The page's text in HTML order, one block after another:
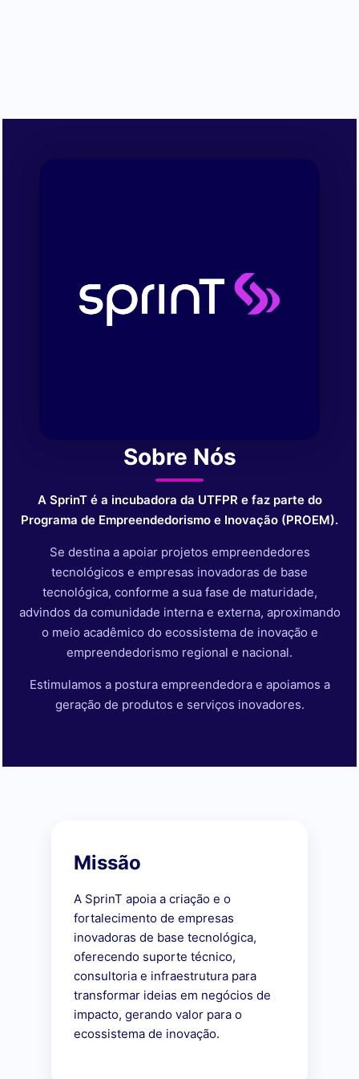
Sobre Nós
A SprinT é a incubadora da UTFPR e faz parte do
Programa de Empreendedorismo e Inovação (PROEM).
Se destina a apoiar projetos empreendedores
tecnológicos e empresas inovadoras de base
tecnológica, conforme a sua fase de maturidade,
advindos da comunidade interna e externa, aproximando
o meio acadêmico do ecossistema de inovação e
empreendedorismo regional e nacional.
Estimulamos a postura empreendedora e apoiamos a
geração de produtos e serviços inovadores.
Missão
A SprinT apoia a criação e o
fortalecimento de empresas
inovadoras de base tecnológica,
oferecendo suporte técnico,
consultoria e infraestrutura para
transformar ideias em negócios de
impacto, gerando valor para o
ecossistema de inovação.